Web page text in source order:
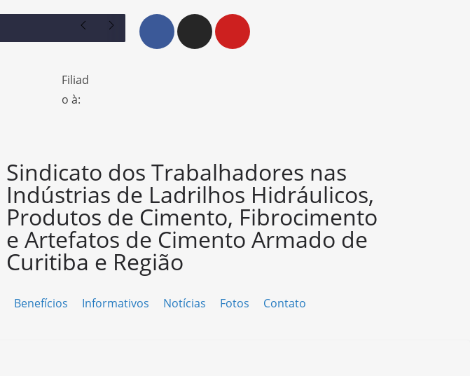
Filiad
o à:
Sindicato dos Trabalhadores nas
Indústrias de Ladrilhos Hidráulicos,
Produtos de Cimento, Fibrocimento
e Artefatos de Cimento Armado de
Curitiba e Região
Benefícios Informativos Notícias Fotos Contato